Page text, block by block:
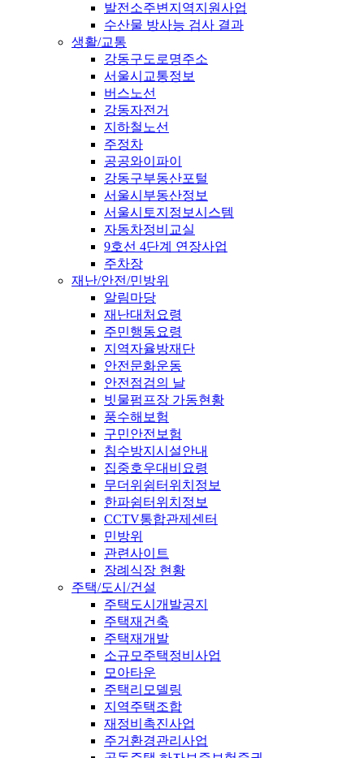
발전소주변지역지원사업
수산물 방사능 검사 결과
생활/교통
강동구도로명주소
서울시교통정보
버스노선
강동자전거
지하철노선
주정차
공공와이파이
강동구부동산포털
서울시부동산정보
서울시토지정보시스템
자동차정비교실
9호선 4단계 연장사업
주차장
재난/안전/민방위
알림마당
재난대처요령
주민행동요령
지역자율방재단
안전문화운동
안전점검의 날
빗물펌프장 가동현황
풍수해보험
구민안전보험
침수방지시설안내
집중호우대비요령
무더위쉼터위치정보
한파쉼터위치정보
CCTV통합관제센터
민방위
관련사이트
장례식장 현황
주택/도시/건설
주택도시개발공지
주택재건축
주택재개발
소규모주택정비사업
모아타운
주택리모델링
지역주택조합
재정비촉진사업
주거환경관리사업